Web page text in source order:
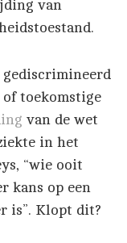
van
gediscrimineerd
toekomstige
van de wet
in het
“wie ooit
kans op een
is”. Klopt dit?